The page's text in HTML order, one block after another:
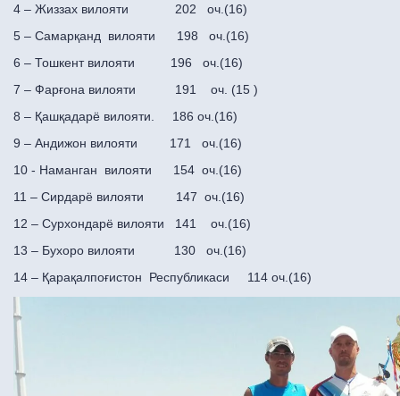
4 – Жиззах вилояти 202 оч.(16)
5 – Самарқанд вилояти 198 оч.(16)
6 – Тошкент вилояти 196 оч.(16)
7 – Фарғона вилояти 191 оч. (15 )
8 – Қашқадарё вилояти. 186 оч.(16)
9 – Андижон вилояти 171 оч.(16)
10 - Наманган вилояти 154 оч.(16)
11 – Сирдарё вилояти 147 оч.(16)
12 – Сурхондарё вилояти 141 оч.(16)
13 – Бухоро вилояти 130 оч.(16)
14 – Қарақалпоғистон Республикаси 114 оч.(16)